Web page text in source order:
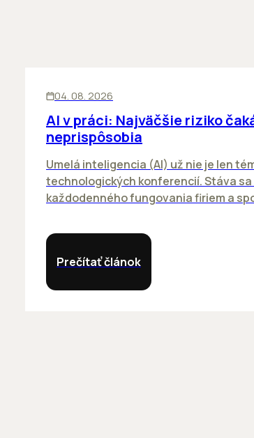
04. 08. 2026
AI v práci: Najväčšie riziko
neprispôsobia
Umelá inteligencia (AI) už nie je len
technologických konferencií. Stáva
každodenného fungovania firiem a
Prečítať článok